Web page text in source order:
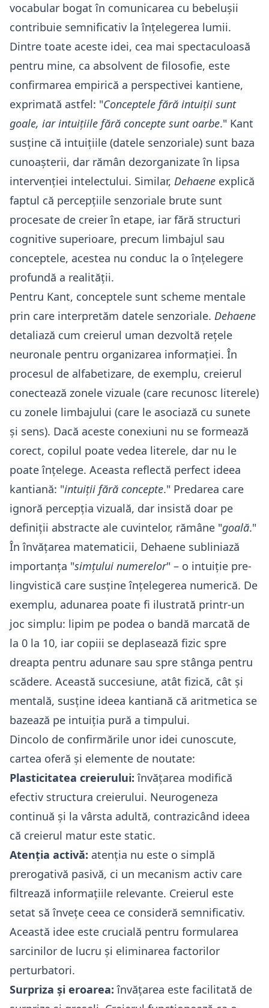
vocabular bogat în comunicarea cu bebelușii
contribuie semnificativ la înțelegerea lumii.
Dintre toate aceste idei, cea mai spectaculoasă
pentru mine, ca absolvent de filosofie, este
confirmarea empirică a perspectivei kantiene,
exprimată astfel: "Conceptele fără intuiții sunt
goale, iar intuițiile fără concepte sunt oarbe." Kant
susține că intuițiile (datele senzoriale) sunt baza
cunoașterii, dar rămân dezorganizate în lipsa
intervenției intelectului. Similar, Dehaene explică
faptul că percepțiile senzoriale brute sunt
procesate de creier în etape, iar fără structuri
cognitive superioare, precum limbajul sau
conceptele, acestea nu conduc la o înțelegere
profundă a realității.
Pentru Kant, conceptele sunt scheme mentale
prin care interpretăm datele senzoriale. Dehaene
detaliază cum creierul uman dezvoltă rețele
neuronale pentru organizarea informației. În
procesul de alfabetizare, de exemplu, creierul
conectează zonele vizuale (care recunosc literele)
cu zonele limbajului (care le asociază cu sunete
și sens). Dacă aceste conexiuni nu se formează
corect, copilul poate vedea literele, dar nu le
poate înțelege. Aceasta reflectă perfect ideea
kantiană: "intuiții fără concepte." Predarea care
ignoră percepția vizuală, dar insistă doar pe
definiții abstracte ale cuvintelor, rămâne "goală."
În învățarea matematicii, Dehaene subliniază
importanța "simțului numerelor" – o intuiție pre-
lingvistică care susține înțelegerea numerică. De
exemplu, adunarea poate fi ilustrată printr-un
joc simplu: lipim pe podea o bandă marcată de
la 0 la 10, iar copiii se deplasează fizic spre
dreapta pentru adunare sau spre stânga pentru
scădere. Această succesiune, atât fizică, cât și
mentală, susține ideea kantiană că aritmetica se
bazează pe intuiția pură a timpului.
Dincolo de confirmările unor idei cunoscute,
cartea oferă și elemente de noutate:
Plasticitatea creierului: învățarea modifică
efectiv structura creierului. Neurogeneza
continuă și la vârsta adultă, contrazicând ideea
că creierul matur este static.
Atenția activă: atenția nu este o simplă
prerogativă pasivă, ci un mecanism activ care
filtrează informațiile relevante. Creierul este
setat să învețe ceea ce consideră semnificativ.
Această idee este crucială pentru formularea
sarcinilor de lucru și eliminarea factorilor
perturbatori.
Surpriza și eroarea: învățarea este facilitată de